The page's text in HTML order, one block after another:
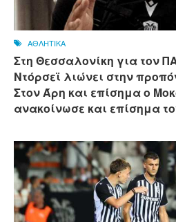
ΑΘΛΗΤΙΚΑ
Στη Θεσσαλονίκη για τον
Ντόρσεϊ λιώνει στην
Στον Άρη και επίσημα ο
ανακοίνωσε και επίσημα